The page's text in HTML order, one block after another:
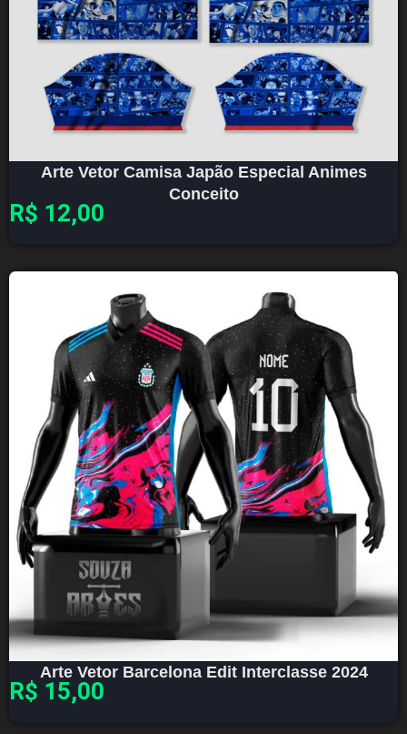
Arte Vetor Camisa Japão Especial Animes
Conceito
R$ 12,00
Arte Vetor Barcelona Edit Interclasse 2024
R$ 15,00